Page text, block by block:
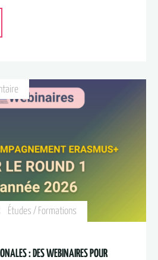
Études / Formations
: DES WEBINAIRES POUR